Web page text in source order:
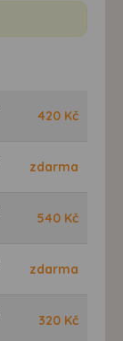
420 Kč
zdarma
540 Kč
zdarma
320 Kč